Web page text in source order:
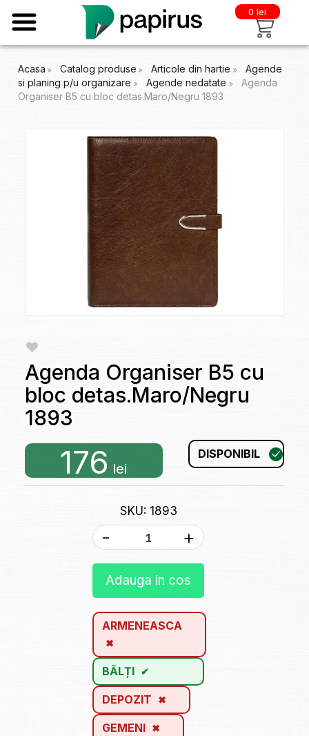
0 lei
Acasa Catalog produse Articole din hartie
Agende
si planing p/u organizare
Agende nedatate
Agenda
Organiser B5 cu bloc detas.Maro/Negru 1893
Agenda Organiser B5 cu
bloc detas.Maro/Negru
1893
176 lei
DISPONIBIL
SKU: 1893
- +
Adauga in cos
ARMENEASCA
BĂLȚI
DEPOZIT
GEMENI